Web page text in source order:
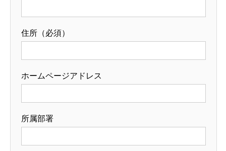
住所（必須）
ホームページアドレス
所属部署